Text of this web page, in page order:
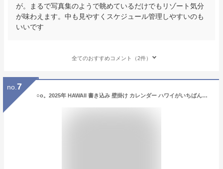
が。まるで写真集のようで眺めているだけでもリゾート気分
が味わえます。中も見やすくスケジュール管理しやすいのも
いいです
全てのおすすめコメント（2件）
no. 7
○o。2025年 HAWAII 書き込み 壁掛け カレンダー ハワイがいちばん輝く瞬間 ハワイインテリア ハワイカレンダー ハワイ風景 景色 ヤシの木 ワイキキ サーフ 夜景 サンセット オアフ モロカイ マウイ ラナイ モロカイ お土産 プレゼント。o○